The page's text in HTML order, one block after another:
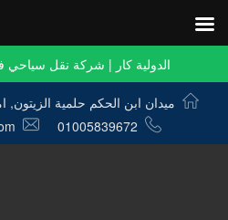
الدولية كار | شركة نقل
ميدان ابن الحكم حلمية الزيتون,
01005839672